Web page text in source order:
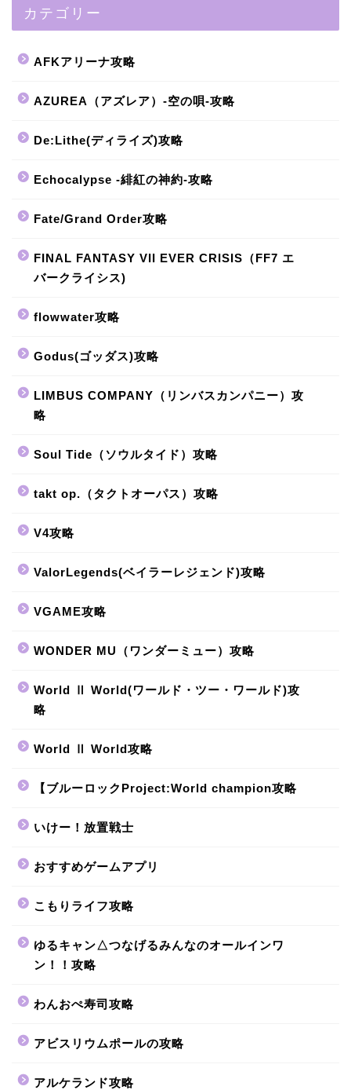
カテゴリー
AFKアリーナ攻略
AZUREA（アズレア）-空の唄-攻略
De:Lithe(ディライズ)攻略
Echocalypse -緋紅の神約-攻略
Fate/Grand Order攻略
FINAL FANTASY VII EVER CRISIS（FF7 エ
バークライシス)
flowwater攻略
Godus(ゴッダス)攻略
LIMBUS COMPANY（リンバスカンパニー）攻
略
Soul Tide（ソウルタイド）攻略
takt op.（タクトオーパス）攻略
V4攻略
ValorLegends(ベイラーレジェンド)攻略
VGAME攻略
WONDER MU（ワンダーミュー）攻略
World Ⅱ World(ワールド・ツー・ワールド)攻
略
World Ⅱ World攻略
【ブルーロックProject:World champion攻略
いけー！放置戦士
おすすめゲームアプリ
こもりライフ攻略
ゆるキャン△つなげるみんなのオールインワ
ン！！攻略
わんおぺ寿司攻略
アビスリウムポールの攻略
アルケランド攻略